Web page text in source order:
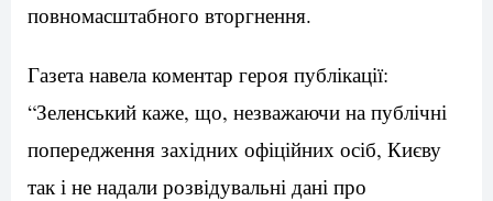
повномасштабного вторгнення.
Газета навела коментар героя публікації:
“Зеленський каже, що, незважаючи на публічні
попередження західних офіційних осіб, Києву
так і не надали розвідувальні дані про